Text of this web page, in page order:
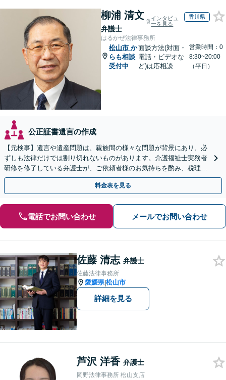
柳浦 清文
弁護士
インタビュ
ーを見る
香川県
はるかぜ法律事務所
松山市 か
らも相談
受付中
面談方法(対面・
電話・ビデオな
ど)は応相談
営業時間：0
8:30~20:00
（平日）
公正証書遺言の作成
【元検事】遺言や遺産問題は、親族間の様々な問題が背景にあり、必
ずしも法律だけでは割り切れないものがあります。介護福祉士実務者
研修を修了している弁護士が、ご依頼者様のお気持ちを酌み、税理士
など他士業とも密接に連携しながら丁寧に対応いたします。
料金表を見る
電話でお問い合わせ メールでお問い合わせ
佐藤 清志 弁護士
佐藤法律事務所
愛媛県|松山市
詳細を見る
芦沢 洋香 弁護士
岡野法律事務所 松山支店